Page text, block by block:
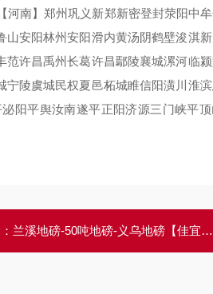
河南】郑州巩义新郑新密登封荥阳中
安阳林州安阳滑内黄汤阴鹤壁浚淇
许昌禹州长葛许昌鄢陵襄城漯河临颍
陵虞城民权夏邑柘城睢信阳潢川淮
阳平舆汝南遂平正阳济源三门峡平顶
兰溪地磅-50吨地磅-义乌地磅【佳宜电子】